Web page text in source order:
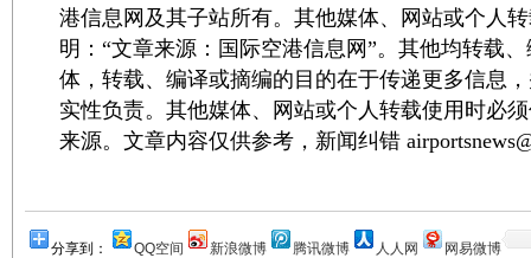
港信息网及其子站所有。其他媒体、网站或个人
明：“文章来源：国际空港信息网”。其他均转载
体，转载、编译或摘编的目的在于传递更多信息
实性负责。其他媒体、网站或个人转载使用时必
来源。文章内容仅供参考，新闻纠错
分享到： QQ空间 新浪微博 腾讯微博 人人网 网易微博